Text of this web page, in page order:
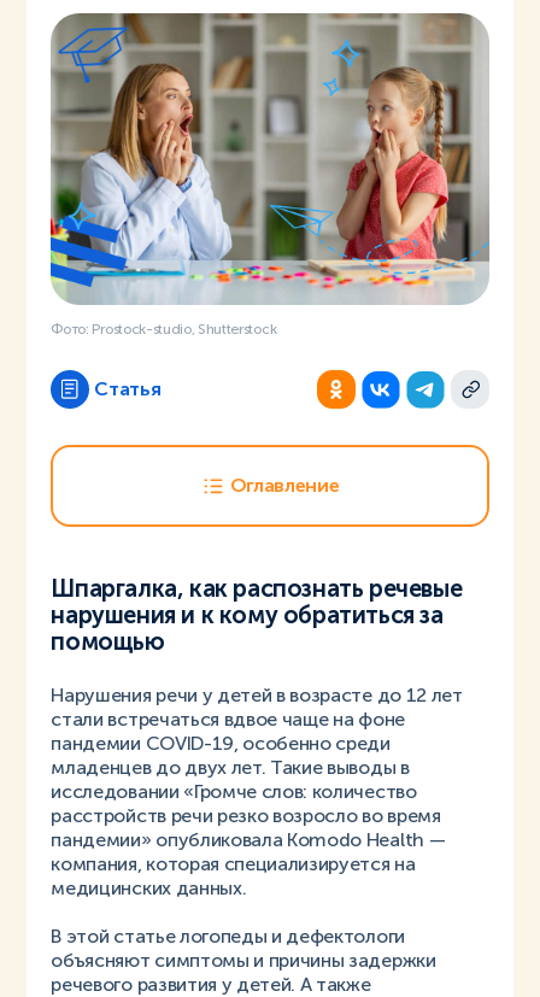
Фото: Prostock-studio, Shutterstock
Статья
Оглавление
Шпаргалка, как распознать речевые
нарушения и к кому обратиться за
помощью
Нарушения речи у детей в возрасте до 12 лет
стали встречаться вдвое чаще на фоне
пандемии COVID-19, особенно среди
младенцев до двух лет. Такие выводы в
исследовании «Громче слов: количество
расстройств речи резко возросло во время
пандемии» опубликовала Komodo Health —
компания, которая специализируется на
медицинских данных.
В этой статье логопеды и дефектологи
объясняют симптомы и причины задержки
речевого развития у детей. А также